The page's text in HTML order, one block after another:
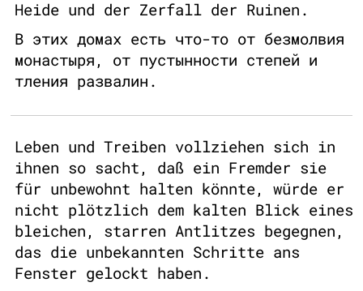
Heide und der Zerfall der Ruinen.
В этих домах есть что-то от безмолвия
монастыря, от пустынности степей и
тления развалин.
Leben und Treiben vollziehen sich in
ihnen so sacht, daß ein Fremder sie
für unbewohnt halten könnte, würde er
nicht plötzlich dem kalten Blick eines
bleichen, starren Antlitzes begegnen,
das die unbekannten Schritte ans
Fenster gelockt haben.